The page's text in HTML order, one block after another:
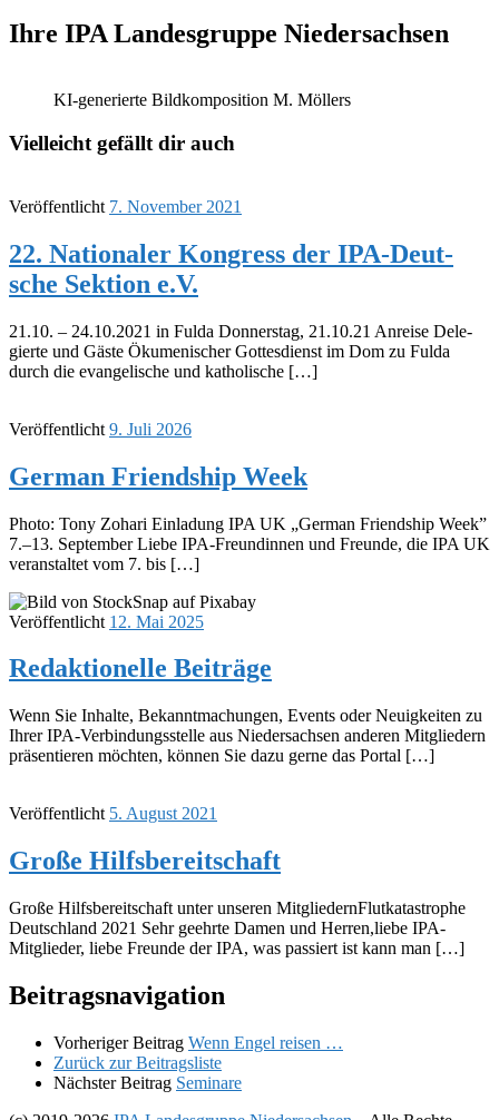
Ihre IPA Landes­gruppe Nieder­sach­sen
KI-gene­rierte Bild­kom­po­si­tion M. Möllers
Vielleicht gefällt dir auch
Veröffentlicht 7. November 2021
22. Natio­na­ler Kongress der IPA-Deut­
sche Sektion e.V.
21.10. – 24.10.2021 in Fulda Donners­tag, 21.10.21 Anreise Dele­
gierte und Gäste Ökume­ni­scher Gottes­dienst im Dom zu Fulda
durch die evan­ge­li­sche und katho­li­sche […]
Veröffentlicht 9. Juli 2026
German Friend­ship Week
Photo: Tony Zohari Einla­dung IPA UK „German Friend­ship Week”
7.–13. Septem­ber Liebe IPA-Freun­­din­­nen und Freunde, die IPA UK
veran­stal­tet vom 7. bis […]
Veröffentlicht 12. Mai 2025
Redak­tio­nelle Beiträge
Wenn Sie Inhalte, Bekannt­ma­chun­gen, Events oder Neuig­kei­ten zu
Ihrer IPA-Verbin­­dungs­­stelle aus Nieder­sach­sen ande­ren Mitglie­dern
präsen­tie­ren möch­ten, können Sie dazu gerne das Portal […]
Veröffentlicht 5. August 2021
Große Hilfs­be­reit­schaft
Große Hilfs­be­reit­schaft unter unse­ren Mitglie­dernFlut­ka­ta­stro­phe
Deutsch­land 2021 Sehr geehrte Damen und Herren,liebe IPA-
Mitglie­­der, liebe Freunde der IPA, was passiert ist kann man […]
Beitragsnavigation
Vorheriger Beitrag Wenn Engel reisen …
Zurück zur Beitragsliste
Nächster Beitrag Semi­nare